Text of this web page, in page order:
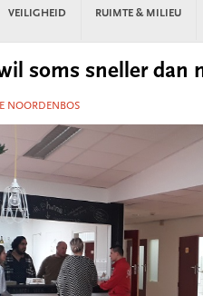
VEILIGHEID RUIMTE & MILIEU
soms sneller dan
NOORDENBOS